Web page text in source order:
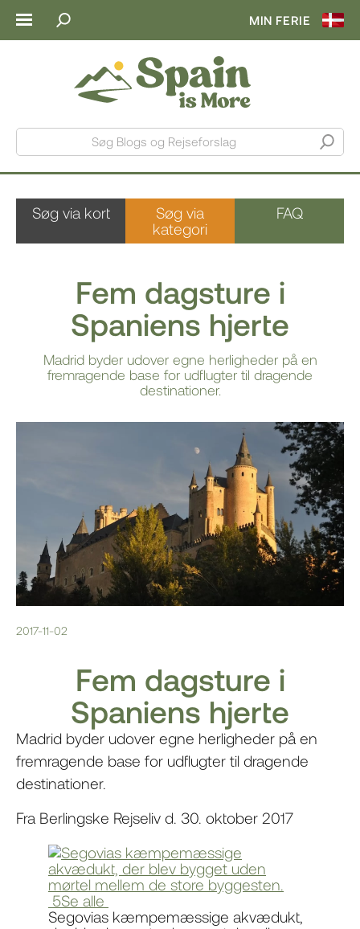
MIN FERIE
Søg Blogs og Rejseforslag
Søg via kort
Søg via
kategori
FAQ
Fem dagsture i
Spaniens hjerte
Madrid byder udover egne herligheder på en
fremragende base for udflugter til dragende
destinationer.
2017-11-02
Fem dagsture i
Spaniens hjerte
Madrid byder udover egne herligheder på en
fremragende base for udflugter til dragende
destinationer.
Fra Berlingske Rejseliv d. 30. oktober 2017
5Se alle
Segovias kæmpemæssige akvædukt,